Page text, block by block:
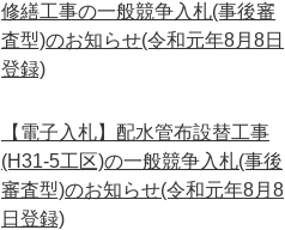
修繕工事の一般競争入札(事後審
査型)のお知らせ(令和元年8月8日
登録)
【電子入札】配水管布設替工事
(H31-5工区)の一般競争入札(事後
審査型)のお知らせ(令和元年8月8
日登録)